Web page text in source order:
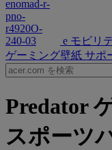
e モビリ
ゲーミング壁紙 サポ
Predator
スポーツ